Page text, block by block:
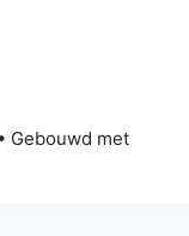
Gebouwd met